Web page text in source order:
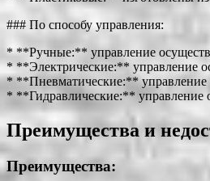
### По способу управления:
* **Ручные:** управление
* **Электрические:** управление
* **Пневматические:** управление
* **Гидравлические:** управление
Преимущества и
Преимущества: